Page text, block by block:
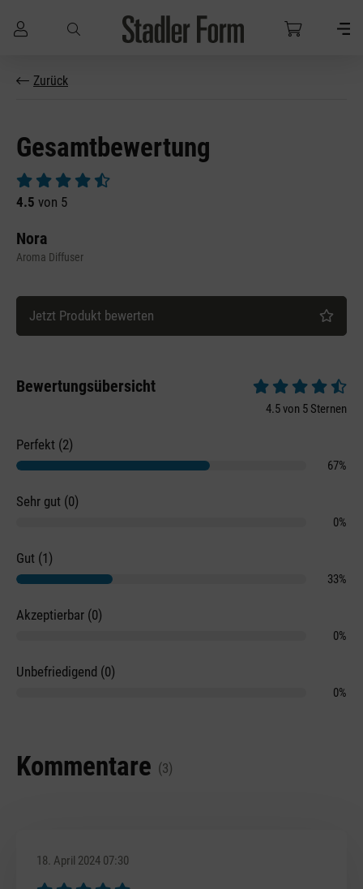
Zum Hauptinhalt springen
Zurück
Gesamtbewertung
Durchschnittliche Bewertung von 4.5 von 5 Sternen
4.5 von 5
Nora
Aroma Diffuser
Jetzt Produkt bewerten
Bewertungsübersicht
Durchschnittliche
4.5 von 5 Sternen
Perfekt (2)
67%
Sehr gut (0)
0%
Gut (1)
33%
Akzeptierbar (0)
0%
Unbefriedigend (0)
0%
Kommentare (3)
18. April 2024 07:30